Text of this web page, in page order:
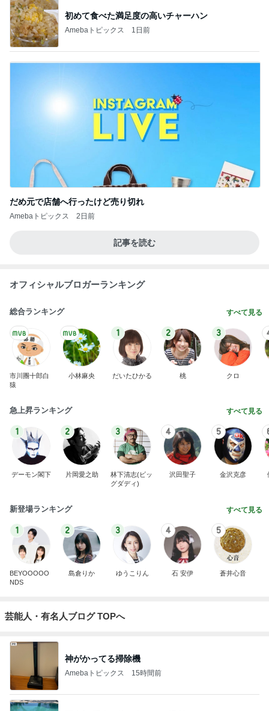
初めて食べた満足度の高いチャーハン
Amebaトピックス 1日前
だめ元で店舗へ行ったけど売り切れ
Amebaトピックス 2日前
記事を読む
オフィシャルブロガーランキング
総合ランキング すべて見る
市川團十郎白
猿
小林麻央
1
だいたひかる
2
桃
3
クロ
急上昇ランキング すべて見る
1
デーモン閣下
2
片岡愛之助
3
林下清志(ビッ
グダディ)
4
沢田聖子
5
金沢克彦
新登場ランキング すべて見る
1
BEYOOOOO
NDS
2
島倉りか
3
ゆうこりん
4
石 安伊
5
蒼井心音
芸能人・有名人ブログ TOPへ
神がかってる掃除機
Amebaトピックス 15時間前